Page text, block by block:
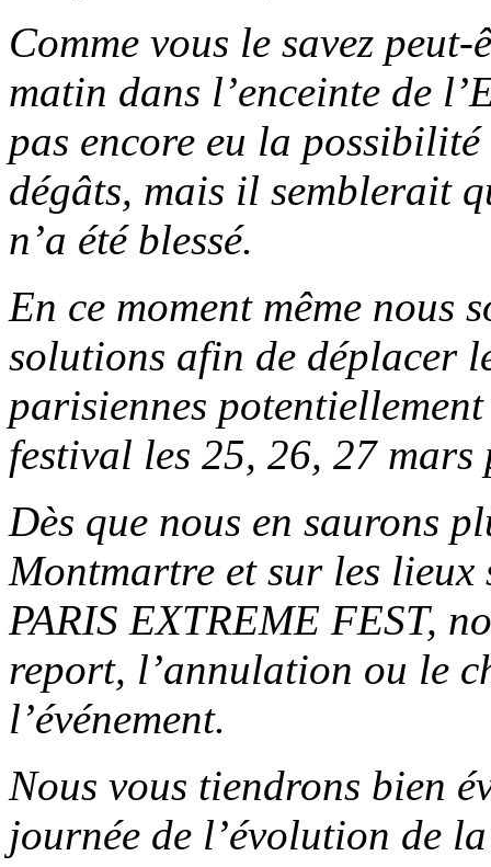
Comme vous le savez
matin dans l’enceinte de
pas encore eu la possibilité
dégâts, mais il semblerait
n’a été blessé.
En ce moment même nous
solutions afin de déplacer
parisiennes
festival les 25, 26, 27 mars
Dès que nous en saurons
Montmartre et sur les lieux
PARIS EXTREME FEST,
report, l’annulation ou le
l’événement.
Nous vous tiendrons bien
journée de l’évolution de